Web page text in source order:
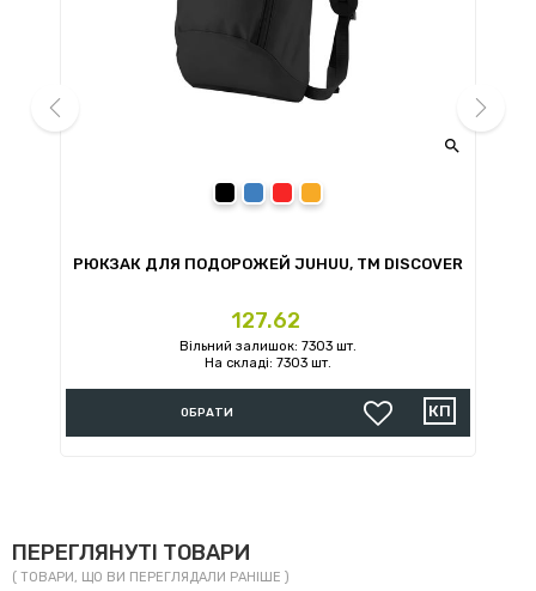

РЮКЗАК ДЛЯ ПОДОРОЖЕЙ JUHUU, ТМ DISCOVER
Ціна
127.62
Вільний залишок: 7303 шт.
На складі: 7303 шт.
ОБРАТИ
ПЕРЕГЛЯНУТІ ТОВАРИ
( ТОВАРИ, ЩО ВИ ПЕРЕГЛЯДАЛИ РАНІШЕ )